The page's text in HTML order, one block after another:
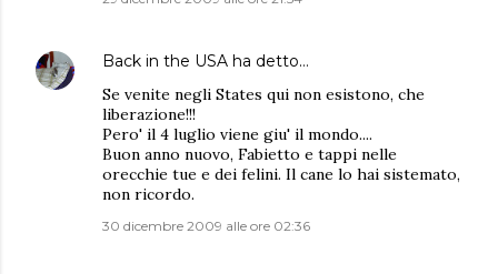
Back in the USA ha detto…
Se venite negli States qui non esistono, che
liberazione!!!
Pero' il 4 luglio viene giu' il mondo....
Buon anno nuovo, Fabietto e tappi nelle
orecchie tue e dei felini. Il cane lo hai sistemato,
non ricordo.
30 dicembre 2009 alle ore 02:36